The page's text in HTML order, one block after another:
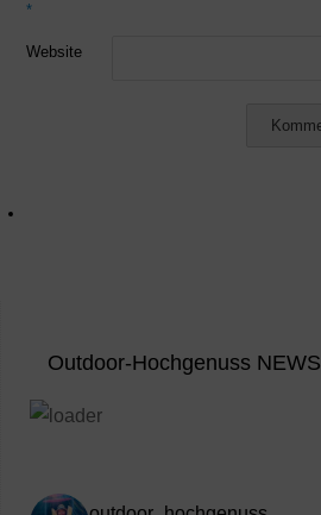
*
Website
Outdoor-Hochgenuss NEWS